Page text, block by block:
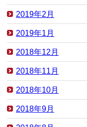
2019年2月
2019年1月
2018年12月
2018年11月
2018年10月
2018年9月